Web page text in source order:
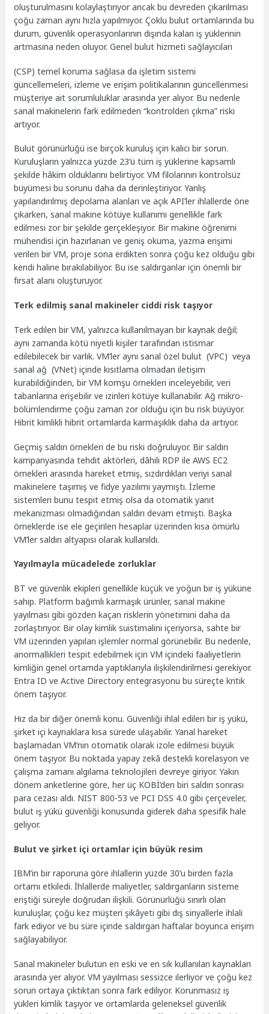
oluşturulmasını kolaylaştırıyor ancak bu devreden çıkarılması
çoğu zaman aynı hızla yapılmıyor. Çoklu bulut ortamlarında bu
durum, güvenlik operasyonlarının dışında kalan iş yüklerinin
artmasına neden oluyor. Genel bulut hizmeti sağlayıcıları
(CSP) temel koruma sağlasa da işletim sistemi
güncellemeleri, izleme ve erişim politikalarının güncellenmesi
müşteriye ait sorumluluklar arasında yer alıyor. Bu nedenle
sanal makinelerin fark edilmeden “kontrolden çıkma” riski
artıyor.
Bulut görünürlüğü ise birçok kuruluş için kalıcı bir sorun.
Kuruluşların yalnızca yüzde 23’ü tüm iş yüklerine kapsamlı
şekilde hâkim olduklarını belirtiyor. VM filolarının kontrolsüz
büyümesi bu sorunu daha da derinleştiriyor. Yanlış
yapılandırılmış depolama alanları ve açık API’ler ihlallerde öne
çıkarken, sanal makine kötüye kullanımı genellikle fark
edilmesi zor bir şekilde gerçekleşiyor. Bir makine öğrenimi
mühendisi için hazırlanan ve geniş okuma, yazma erişimi
verilen bir VM, proje sona erdikten sonra çoğu kez olduğu gibi
kendi haline bırakılabiliyor. Bu ise saldırganlar için önemli bir
fırsat alanı oluşturuyor.
Terk edilmiş sanal makineler ciddi risk taşıyor
Terk edilen bir VM, yalnızca kullanılmayan bir kaynak değil;
aynı zamanda kötü niyetli kişiler tarafından istismar
edilebilecek bir varlık. VM’ler aynı sanal özel bulut (VPC) veya
sanal ağ (VNet) içinde kısıtlama olmadan iletişim
kurabildiğinden, bir VM komşu örnekleri inceleyebilir, veri
tabanlarına erişebilir ve izinleri kötüye kullanabilir. Ağ mikro-
bölümlendirme çoğu zaman zor olduğu için bu risk büyüyor.
Hibrit kimlikli hibrit ortamlarda karmaşıklık daha da artıyor.
Geçmiş saldırı örnekleri de bu riski doğruluyor. Bir saldırı
kampanyasında tehdit aktörleri, dâhili RDP ile AWS EC2
örnekleri arasında hareket etmiş, sızdırdıkları veriyi sanal
makinelere taşımış ve fidye yazılımı yaymıştı. İzleme
sistemleri bunu tespit etmiş olsa da otomatik yanıt
mekanizması olmadığından saldırı devam etmişti. Başka
örneklerde ise ele geçirilen hesaplar üzerinden kısa ömürlü
VM’ler saldırı altyapısı olarak kullanıldı.
Yayılmayla mücadelede zorluklar
BT ve güvenlik ekipleri genellikle küçük ve yoğun bir iş yüküne
sahip. Platform bağımlı karmaşık ürünler, sanal makine
yayılması gibi gözden kaçan risklerin yönetimini daha da
zorlaştırıyor. Bir olay kimlik suistimalini içeriyorsa, sahte bir
VM üzerinden yapılan işlemler normal görünebilir. Bu nedenle,
anormallikleri tespit edebilmek için VM içindeki faaliyetlerin
kimliğin genel ortamda yaptıklarıyla ilişkilendirilmesi gerekiyor.
Entra ID ve Active Directory entegrasyonu bu süreçte kritik
önem taşıyor.
Hız da bir diğer önemli konu. Güvenliği ihlal edilen bir iş yükü,
şirket içi kaynaklara kısa sürede ulaşabilir. Yanal hareket
başlamadan VM’nin otomatik olarak izole edilmesi büyük
önem taşıyor. Bu noktada yapay zekâ destekli korelasyon ve
çalışma zamanı algılama teknolojileri devreye giriyor. Yakın
dönem anketlerine göre, her üç KOBİ’den biri saldırı sonrası
para cezası aldı. NIST 800-53 ve PCI DSS 4.0 gibi çerçeveler,
bulut iş yükü güvenliği konusunda giderek daha spesifik hale
geliyor.
Bulut ve şirket içi ortamlar için büyük resim
IBM’in bir raporuna göre ihlallerin yüzde 30’u birden fazla
ortamı etkiledi. İhlallerde maliyetler, saldırganların sisteme
eriştiği süreyle doğrudan ilişkili. Görünürlüğü sınırlı olan
kuruluşlar, çoğu kez müşteri şikâyeti gibi dış sinyallerle ihlali
fark ediyor ve bu süre içinde saldırgan haftalar boyunca erişim
sağlayabiliyor.
Sanal makineler bulutun en eski ve en sık kullanılan kaynakları
arasında yer alıyor. VM yayılması sessizce ilerliyor ve çoğu kez
sorun ortaya çıktıktan sonra fark ediliyor. Korunmasız iş
yükleri kimlik taşıyor ve ortamlarda geleneksel güvenlik